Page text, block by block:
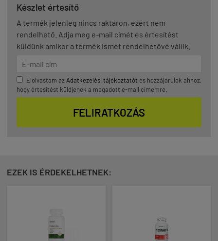
Készlet értesítő
A termék jelenleg nincs raktáron, ezért nem
rendelhető. Adja meg e-mail címét és értesítést
küldünk amikor a termék ismét rendelhetővé válilk.
Elolvastam az Adatkezelési tájékoztatót és hozzájárulok ahhoz,
hogy értesítést küldjenek a megadott e-mail címemre.
FELIRATKOZÁS
EZEK IS ÉRDEKELHETNEK: